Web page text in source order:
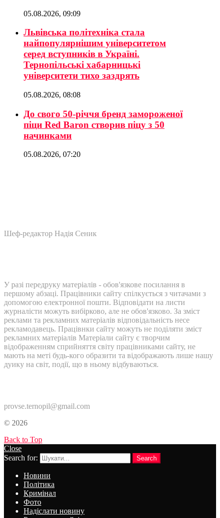
05.08.2026, 09:09
Львівська політехніка стала
найпопулярнішим університетом
серед вступників в Україні.
Тернопільські хабарницькі
університети тихо заздрять
05.08.2026, 08:08
До свого 50-річчя бренд замороженої
піци Red Baron створив піцу з 50
начинками
05.08.2026, 07:20
Шеф-редактор Надія Сеник
У разі передруку матеріалів - обов'язкове посилання в
першому абзаці. Працівники сайту спілкується з читачами з
допомогою електронної пошти. Відповідати на листи
журналісти можуть вибірково, але не обов'язково. За зміст
реклами та рекламних матеріалів відповідальність несе
рекламодавець. Працівнки сайту можуть не поділяти зміст
рекламних матеріалів Матеріали сайту є творчим
відображенням сприйняття світу працівниками сайту, не
мають на меті будь-кого образити та відображають лише нашу
дуику на світ, події, що в ньому відбуваються.
provse.ternopil@gmail.com
© 2026
Back to Top
Close
Search for:
Search
Новини
Політика
Кримінал
Фото
Надіслати новину